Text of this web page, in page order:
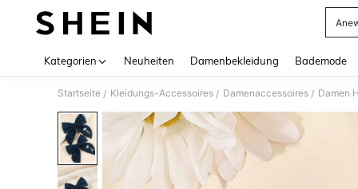
Kategorien Neuheiten Damenbekleidung Bademode
Startseite / Kleidungs-Accessoires / Damenaccessoires / Damen